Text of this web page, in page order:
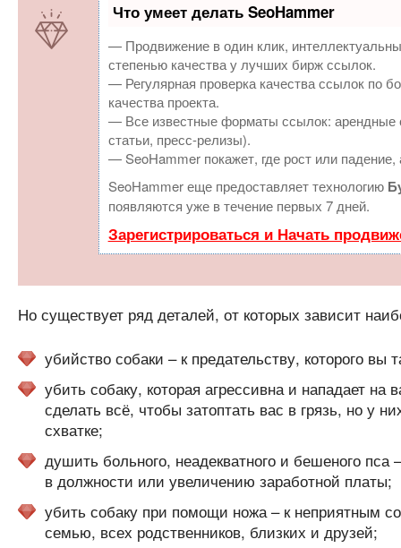
Что умеет делать SeoHammer
— Продвижение в один клик,
степенью качества у лучших бирж ссылок.
— Регулярная проверка качества ссылок по
качества проекта.
— Все известные форматы ссылок: арендные
статьи, пресс-релизы).
— SeoHammer покажет, где рост или
SeoHammer еще предоставляет технологию
появляются уже в течение первых 7 дней.
Зарегистрироваться и Начать
Но существует ряд деталей, от которых зависит
убийство собаки – к предательству, которого вы
убить собаку, которая агрессивна и нападает
сделать всё, чтобы затоптать вас в грязь, но у
схватке;
душить больного, неадекватного и бешеного
в должности или увеличению заработной платы;
убить собаку при помощи ножа – к неприятным
семью, всех родственников, близких и друзей;